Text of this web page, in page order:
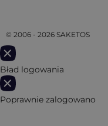
© 2006 - 2026 SAKETOS
Bład logowania
Poprawnie zalogowano